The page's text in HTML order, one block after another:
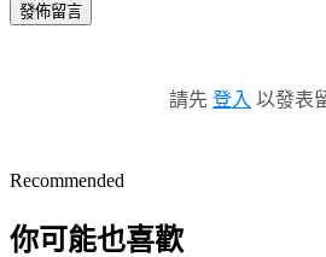
發佈留言
請先 登入 以發表
Recommended
你可能也喜歡